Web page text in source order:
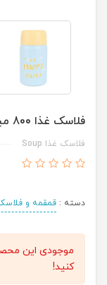
فلاسک غذا 800 میل Happy Party
فلاسک غذا Soup
دسته : قمقمه و
موجودی این
کنید!